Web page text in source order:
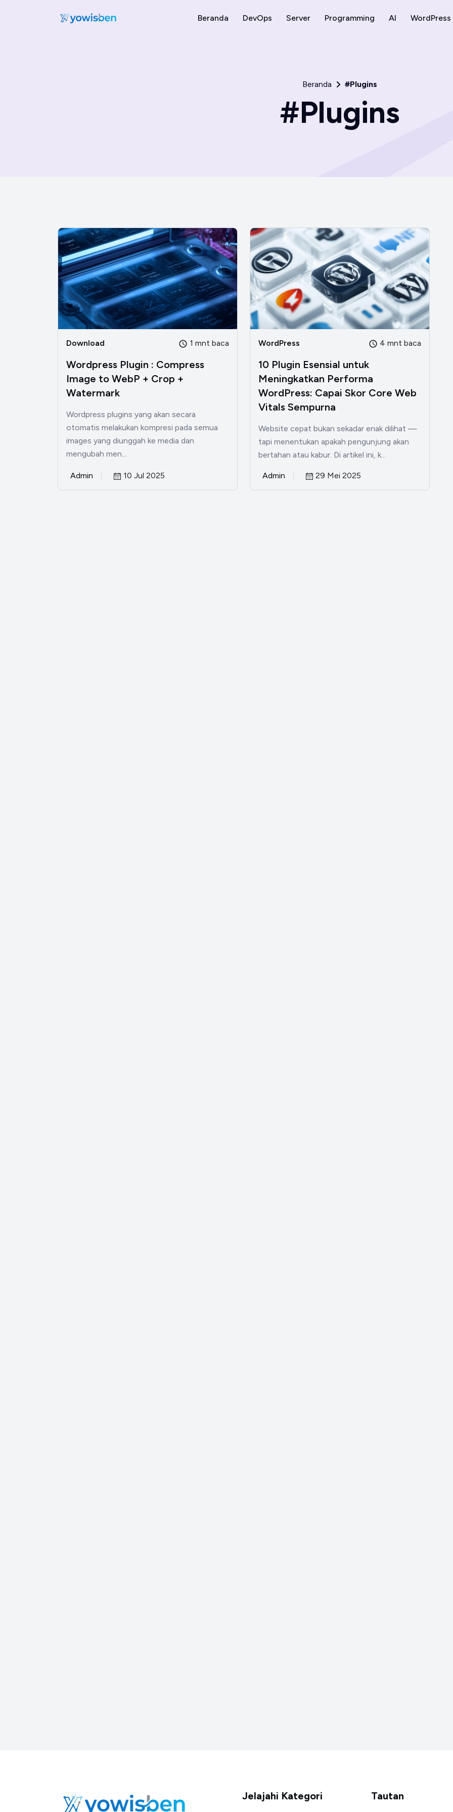
Beranda DevOps Server Programming AI WordPress
Beranda #Plugins
#Plugins
Download 1 mnt baca
Wordpress Plugin : Compress
Image to WebP + Crop +
Watermark
Wordpress plugins yang akan secara
otomatis melakukan kompresi pada semua
images yang diunggah ke media dan
mengubah men...
Admin 10 Jul 2025
WordPress 4 mnt baca
10 Plugin Esensial untuk
Meningkatkan Performa
WordPress: Capai Skor Core Web
Vitals Sempurna
Website cepat bukan sekadar enak dilihat —
tapi menentukan apakah pengunjung akan
bertahan atau kabur. Di artikel ini, k...
Admin 29 Mei 2025
Jelajahi Kategori Tautan